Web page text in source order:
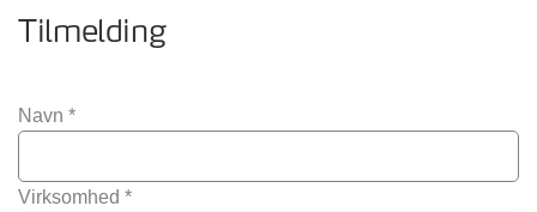
Tilmelding
Navn *
Virksomhed *